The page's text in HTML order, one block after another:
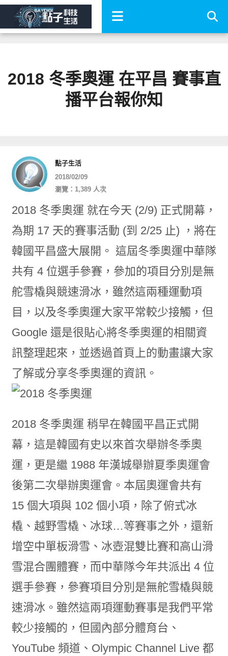
2018 冬季奧運 在平昌 賽事直
播平台報你知
點子生活
2018/02/09
瀏覽：1,389 人次
2018 冬季奧運 就在今天 (2/9) 正式開幕，
為期 17 天的賽事活動 (到 2/25 止) ，將在
韓國平昌盛大展開。 這屆冬季奧運中華隊
共有 4 位選手參賽，參加的項目分別是無
舵雪橇與競速滑冰，雖然這兩種運動項
目，以及冬季奧運大家平常較少接觸，但
Google 還是很貼心將冬季奧運的相關資
訊整理起來，並透過首頁上的動畫讓大家
了解或分享冬季奧運的資訊。
2018 冬季奧運 稍早在韓國平昌正式開
幕，這是韓國有史以來首次舉辦冬季奧
運，更是繼 1988 年漢城舉辦夏季奧運會
後第二次舉辦奧運會。本屆奧運會共有
15 個大項與 102 個小項，除了俯式冰
橇、越野雪橇、冰球…等賽事之外，還新
增空中單板滑雪、冰壺混雙比賽和高山滑
雪混合團體賽，而中華隊今年共派出 4 位
選手參賽，參賽項目分別是無舵雪橇與競
速滑冰。雖然這兩項運動賽事是我們平常
較少接觸的，但國內部分體育台、
YouTube 頻道、Olympic Channel Live 都